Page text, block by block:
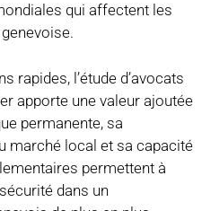
qui affectent les
rapides, l’étude d’avocats
apporte une valeur ajoutée
permanente, sa
marché local et sa capacité
permettent à
dans un